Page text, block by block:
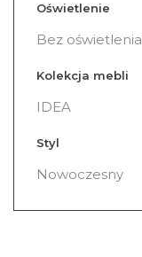
Oświetlenie
Bez oświetlenia
Kolekcja mebli
IDEA
Styl
Nowoczesny